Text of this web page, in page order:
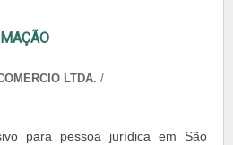
LTDA. /
para pessoa jurídica em São